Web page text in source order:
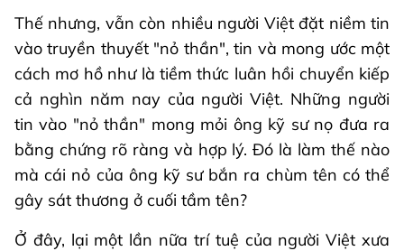
Thế nhưng, vẫn còn nhiều người Việt đặt niềm tin
vào truyền thuyết "nỏ thần", tin và mong ước một
cách mơ hồ như là tiềm thức luân hồi chuyển kiếp
cả nghìn năm nay của người Việt. Những người
tin vào "nỏ thần" mong mỏi ông kỹ sư nọ đưa ra
bằng chứng rõ ràng và hợp lý. Đó là làm thế nào
mà cái nỏ của ông kỹ sư bắn ra chùm tên có thể
gây sát thương ở cuối tầm tên?
Ở đây, lại một lần nữa trí tuệ của người Việt xưa